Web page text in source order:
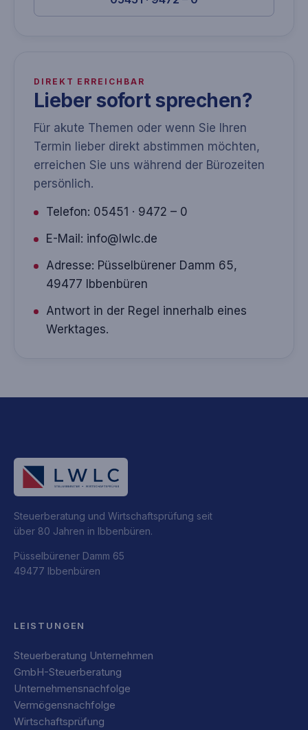
DIREKT ERREICHBAR
Lieber sofort sprechen?
Für akute Themen oder wenn Sie Ihren
Termin lieber direkt abstimmen möchten,
erreichen Sie uns während der Bürozeiten
persönlich.
Telefon: 05451 · 9472 – 0
E-Mail: info@lwlc.de
Adresse: Püsselbürener Damm 65,
49477 Ibbenbüren
Antwort in der Regel innerhalb eines
Werktages.
Steuerberatung und Wirtschaftsprüfung seit
über 80 Jahren in Ibbenbüren.
Püsselbürener Damm 65
49477 Ibbenbüren
LEISTUNGEN
Steuerberatung Unternehmen
GmbH-Steuerberatung
Unternehmensnachfolge
Vermögensnachfolge
Wirtschaftsprüfung